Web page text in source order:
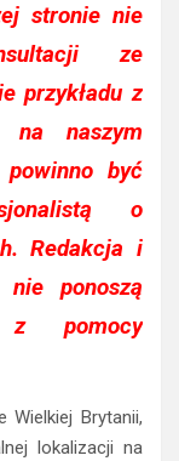
stronie nie
ze
przykładu z
na naszym
być
o
Redakcja i
nie ponoszą
pomocy
Wielkiej Brytanii,
lokalizacji na